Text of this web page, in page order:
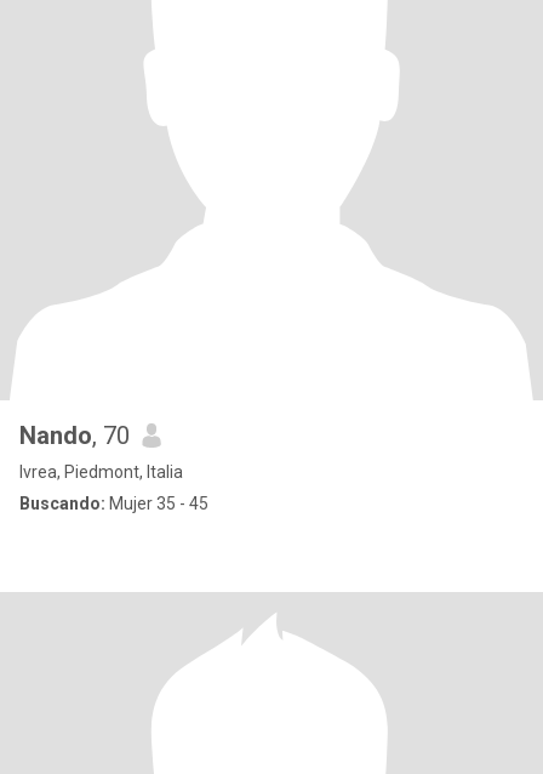
Nando, 70
Ivrea, Piedmont, Italia
Buscando: Mujer 35 - 45